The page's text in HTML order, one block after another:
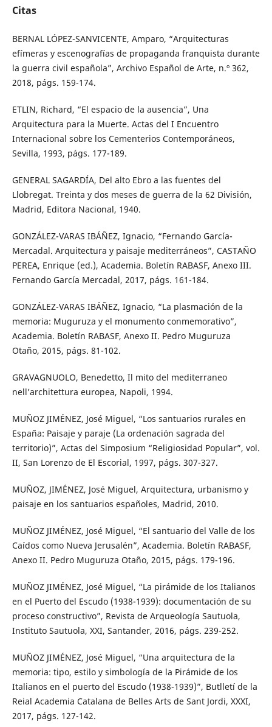
Citas
BERNAL LÓPEZ-SANVICENTE, Amparo, “Arquitecturas
efímeras y escenografías de propaganda franquista durante
la guerra civil española”, Archivo Español de Arte, n.º 362,
2018, págs. 159-174.
ETLIN, Richard, “El espacio de la ausencia”, Una
Arquitectura para la Muerte. Actas del I Encuentro
Internacional sobre los Cementerios Contemporáneos,
Sevilla, 1993, págs. 177-189.
GENERAL SAGARDÍA, Del alto Ebro a las fuentes del
Llobregat. Treinta y dos meses de guerra de la 62 División,
Madrid, Editora Nacional, 1940.
GONZÁLEZ-VARAS IBÁÑEZ, Ignacio, “Fernando García-
Mercadal. Arquitectura y paisaje mediterráneos”, CASTAÑO
PEREA, Enrique (ed.), Academia. Boletín RABASF, Anexo III.
Fernando García Mercadal, 2017, págs. 161-184.
GONZÁLEZ-VARAS IBÁÑEZ, Ignacio, “La plasmación de la
memoria: Muguruza y el monumento conmemorativo”,
Academia. Boletín RABASF, Anexo II. Pedro Muguruza
Otaño, 2015, págs. 81-102.
GRAVAGNUOLO, Benedetto, Il mito del mediterraneo
nell’architettura europea, Napoli, 1994.
MUÑOZ JIMÉNEZ, José Miguel, “Los santuarios rurales en
España: Paisaje y paraje (La ordenación sagrada del
territorio)”, Actas del Simposium “Religiosidad Popular”, vol.
II, San Lorenzo de El Escorial, 1997, págs. 307-327.
MUÑOZ, JIMÉNEZ, José Miguel, Arquitectura, urbanismo y
paisaje en los santuarios españoles, Madrid, 2010.
MUÑOZ JIMÉNEZ, José Miguel, “El santuario del Valle de los
Caídos como Nueva Jerusalén”, Academia. Boletín RABASF,
Anexo II. Pedro Muguruza Otaño, 2015, págs. 179-196.
MUÑOZ JIMÉNEZ, José Miguel, “La pirámide de los Italianos
en el Puerto del Escudo (1938-1939): documentación de su
proceso constructivo”, Revista de Arqueología Sautuola,
Instituto Sautuola, XXI, Santander, 2016, págs. 239-252.
MUÑOZ JIMÉNEZ, José Miguel, “Una arquitectura de la
memoria: tipo, estilo y simbología de la Pirámide de los
Italianos en el puerto del Escudo (1938-1939)”, Butlletí de la
Reial Academia Catalana de Belles Arts de Sant Jordi, XXXI,
2017, págs. 127-142.